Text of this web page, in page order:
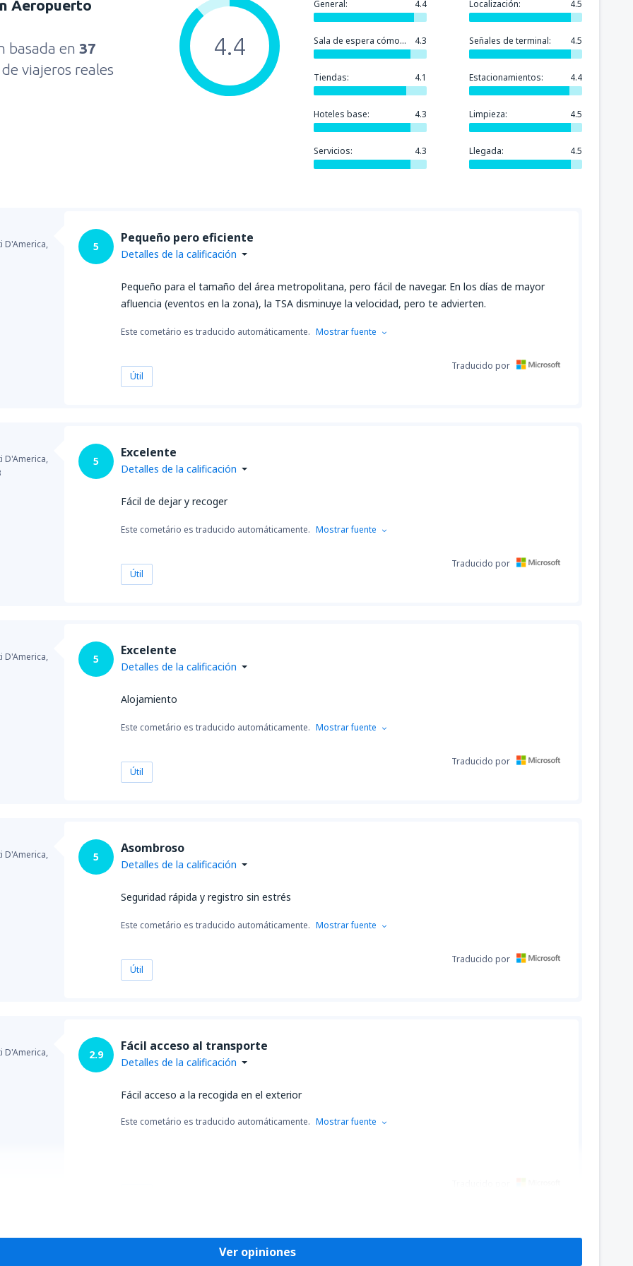
Aeropuerto
basada en 37
de viajeros reales
General: 4.4 Localización: 4.5
Sala de espera cómoda: 4.3 Señales de terminal: 4.5
Tiendas: 4.1 Estacionamientos: 4.4
Hoteles base: 4.3 Limpieza: 4.5
Servicios: 4.3 Llegada: 4.5
4.4
D'America, 5
Pequeño pero eficiente
Detalles de la calificación
Pequeño para el tamaño del área metropolitana, pero fácil de navegar. En los días de mayor
afluencia (eventos en la zona), la TSA disminuye la velocidad, pero te advierten.
Este cometário es traducido automáticamente. Mostrar fuente
Útil
Traducido por
D'America,
5
Excelente
Detalles de la calificación
Fácil de dejar y recoger
Este cometário es traducido automáticamente. Mostrar fuente
Útil
Traducido por
D'America, 5
Excelente
Detalles de la calificación
Alojamiento
Este cometário es traducido automáticamente. Mostrar fuente
Útil
Traducido por
D'America, 5
Asombroso
Detalles de la calificación
Seguridad rápida y registro sin estrés
Este cometário es traducido automáticamente. Mostrar fuente
Útil
Traducido por
D'America, 2.9
Fácil acceso al transporte
Detalles de la calificación
Fácil acceso a la recogida en el exterior
Este cometário es traducido automáticamente. Mostrar fuente
Ver opiniones